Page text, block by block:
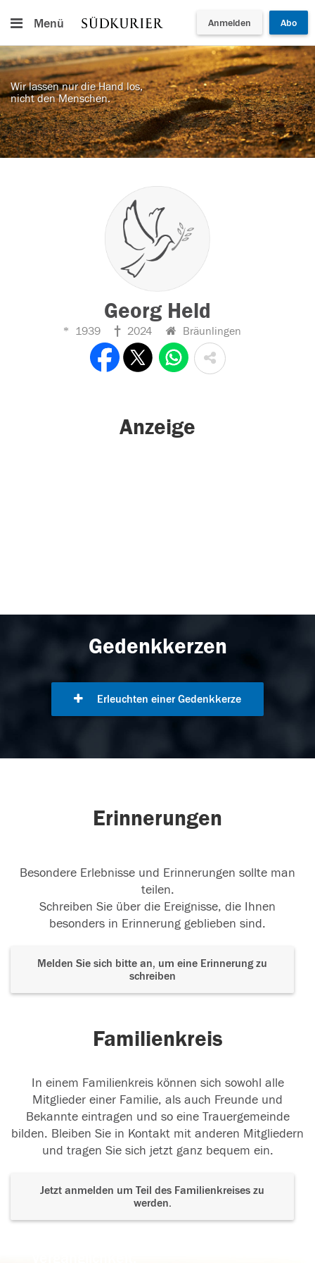
Menü Anmelden Abo
Wir lassen nur die Hand los,
nicht den Menschen.
Georg Held
1939 2024 Bräunlingen
Anzeige
Gedenkkerzen
Erleuchten einer Gedenkkerze
Erinnerungen
Besondere Erlebnisse und Erinnerungen sollte man
teilen.
Schreiben Sie über die Ereignisse, die Ihnen
besonders in Erinnerung geblieben sind.
Melden Sie sich bitte an, um eine Erinnerung zu
schreiben
Familienkreis
In einem Familienkreis können sich sowohl alle
Mitglieder einer Familie, als auch Freunde und
Bekannte eintragen und so eine Trauergemeinde
bilden. Bleiben Sie in Kontakt mit anderen Mitgliedern
und tragen Sie sich jetzt ganz bequem ein.
Jetzt anmelden um Teil des Familienkreises zu
werden.